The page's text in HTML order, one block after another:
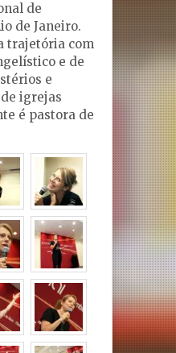
de
de Janeiro.
trajetória com
e de
e
igrejas
é pastora de